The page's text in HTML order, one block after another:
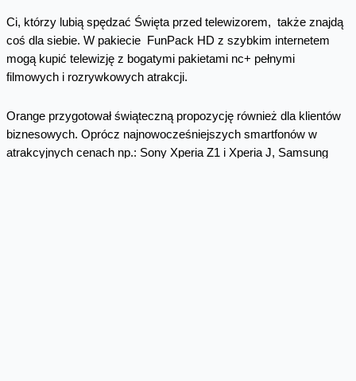
Ci, którzy lubią spędzać Święta przed telewizorem, także znajdą
coś dla siebie. W pakiecie FunPack HD z szybkim internetem
mogą kupić telewizję z bogatymi pakietami nc+ pełnymi
filmowych i rozrywkowych atrakcji.
Orange przygotował świąteczną propozycję również dla klientów
biznesowych. Oprócz najnowocześniejszych smartfonów w
atrakcyjnych cenach np.: Sony Xperia Z1 i Xperia J, Samsung